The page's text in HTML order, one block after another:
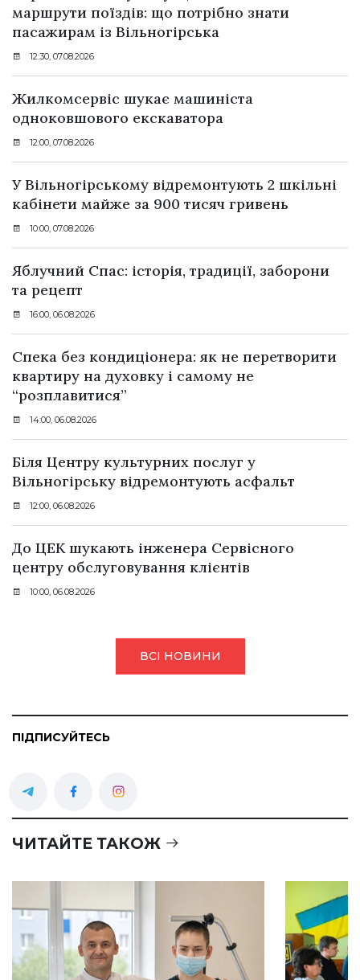
маршрути поїздів: що потрібно знати
пасажирам із Вільногірська
12:30, 07.08.2026
Жилкомсервіс шукає машиніста
одноковшового екскаватора
12:00, 07.08.2026
У Вільногірському відремонтують 2 шкільні
кабінети майже за 900 тисяч гривень
10:00, 07.08.2026
Яблучний Спас: історія, традиції, заборони
та рецепт
16:00, 06.08.2026
Спека без кондиціонера: як не перетворити
квартиру на духовку і самому не
“розплавитися”
14:00, 06.08.2026
Біля Центру культурних послуг у
Вільногірську відремонтують асфальт
12:00, 06.08.2026
До ЦЕК шукають інженера Сервісного
центру обслуговування клієнтів
10:00, 06.08.2026
ВСІ НОВИНИ
ПІДПИСУЙТЕСЬ
ЧИТАЙТЕ ТАКОЖ